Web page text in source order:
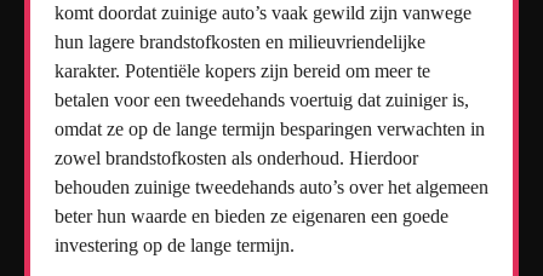
komt doordat zuinige auto’s vaak gewild zijn vanwege
hun lagere brandstofkosten en milieuvriendelijke
karakter. Potentiële kopers zijn bereid om meer te
betalen voor een tweedehands voertuig dat zuiniger is,
omdat ze op de lange termijn besparingen verwachten in
zowel brandstofkosten als onderhoud. Hierdoor
behouden zuinige tweedehands auto’s over het algemeen
beter hun waarde en bieden ze eigenaren een goede
investering op de lange termijn.